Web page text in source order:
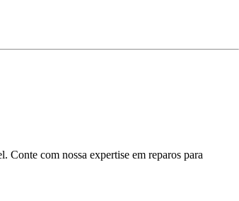
com nossa expertise em reparos para